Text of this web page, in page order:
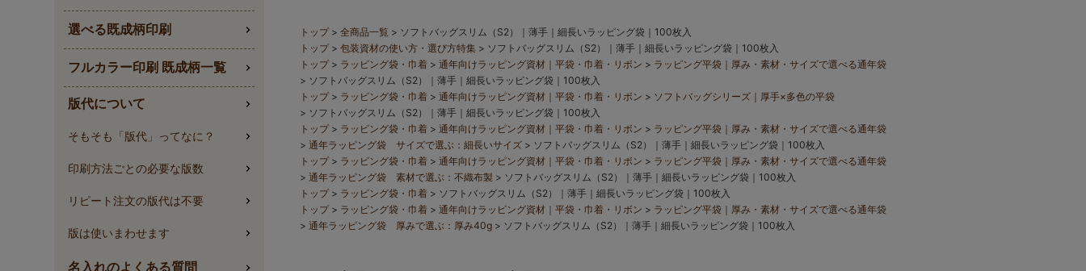
選べる既成柄印刷
フルカラー印刷 既成柄一覧
版代について
そもそも「版代」ってなに？
印刷方法ごとの必要な版数
リピート注文の版代は不要
版は使いまわせます
名入れのよくある質問
コスメのラッピングをカラフルに彩る
コスメパッケージのラッピングに、豊富なカラー展開で彩りを添えます。
リップやハンドクリーム、ミストボトルなどの細長いギフトに、ぴったりフィット
トップ 全商品一覧
ソフトバッグスリム（S2）｜薄手｜細長いラッピング袋｜100枚入
トップ
包装資材の使い方・選び方特集
ソフトバッグスリム（S2）｜薄手｜細長いラッピング袋｜100枚入
トップ
ラッピング袋・巾着 通年向けラッピング資材｜平袋・巾着・リボン
ラッピング平袋｜厚み・素材・サイズで選べる通年袋
ソフトバッグスリム（S2）｜薄手｜細長いラッピング袋｜100枚入
トップ
ラッピング袋・巾着 通年向けラッピング資材｜平袋・巾着・リボン
ソフトバッグシリーズ｜厚手×多色の平袋
ソフトバッグスリム（S2）｜薄手｜細長いラッピング袋｜100枚入
トップ
ラッピング袋・巾着 通年向けラッピング資材｜平袋・巾着・リボン
ラッピング平袋｜厚み・素材・サイズで選べる通年袋
通年ラッピング袋 サイズで選ぶ：細長いサイズ
ソフトバッグスリム（S2）｜薄手｜細長いラッピング袋｜100枚入
トップ
ラッピング袋・巾着 通年向けラッピング資材｜平袋・巾着・リボン
ラッピング平袋｜厚み・素材・サイズで選べる通年袋
通年ラッピング袋 素材で選ぶ：不織布製
ソフトバッグスリム（S2）｜薄手｜細長いラッピング袋｜100枚入
トップ
ラッピング袋・巾着
ソフトバッグスリム（S2）｜薄手｜細長いラッピング袋｜100枚入
トップ
ラッピング袋・巾着 通年向けラッピング資材｜平袋・巾着・リボン
ラッピング平袋｜厚み・素材・サイズで選べる通年袋
通年ラッピング袋 厚みで選ぶ：厚み40g
ソフトバッグスリム（S2）｜薄手｜細長いラッピング袋｜100枚入